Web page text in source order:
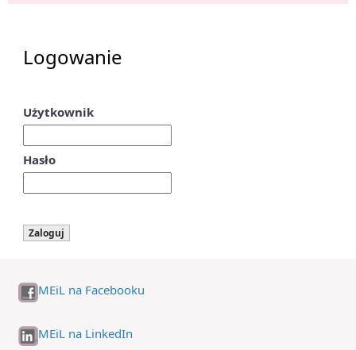
Logowanie
Użytkownik
Hasło
MEiL na Facebooku
MEiL na LinkedIn